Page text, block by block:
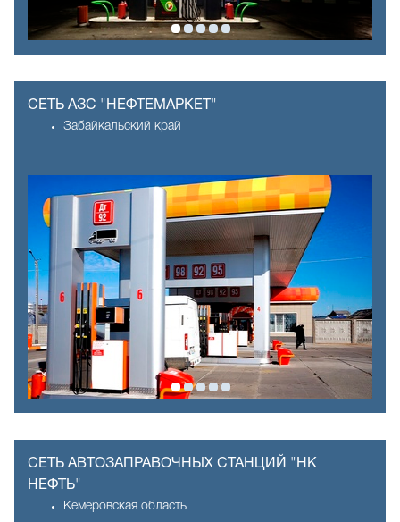
СЕТЬ АЗС "НЕФТЕМАРКЕТ"
Забайкальский край
СЕТЬ АВТОЗАПРАВОЧНЫХ СТАНЦИЙ "НК
НЕФТЬ"
Кемеровская область